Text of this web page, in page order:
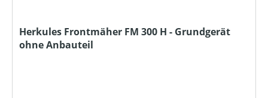
Herkules Frontmäher FM 300 H - Grundgerät
ohne Anbauteil